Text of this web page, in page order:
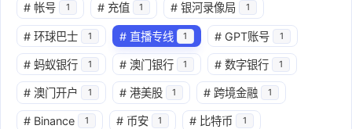
# 帐号 1 # 充值 1 # 银河录像局 1
# 环球巴士 1 # 直播专线 1 # GPT账号 1
# 蚂蚁银行 1 # 澳门银行 1 # 数字银行 1
# 澳门开户 1 # 港美股 1 # 跨境金融 1
# Binance 1 # 币安 1 # 比特币 1